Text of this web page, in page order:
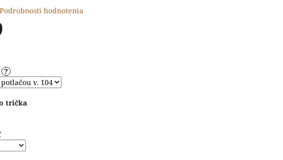
Podrobnosti hodnotenia
?
trička